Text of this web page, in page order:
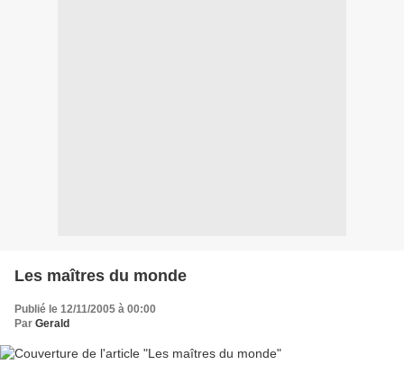
Les maîtres du monde
Publié le 12/11/2005 à 00:00
Par Gerald